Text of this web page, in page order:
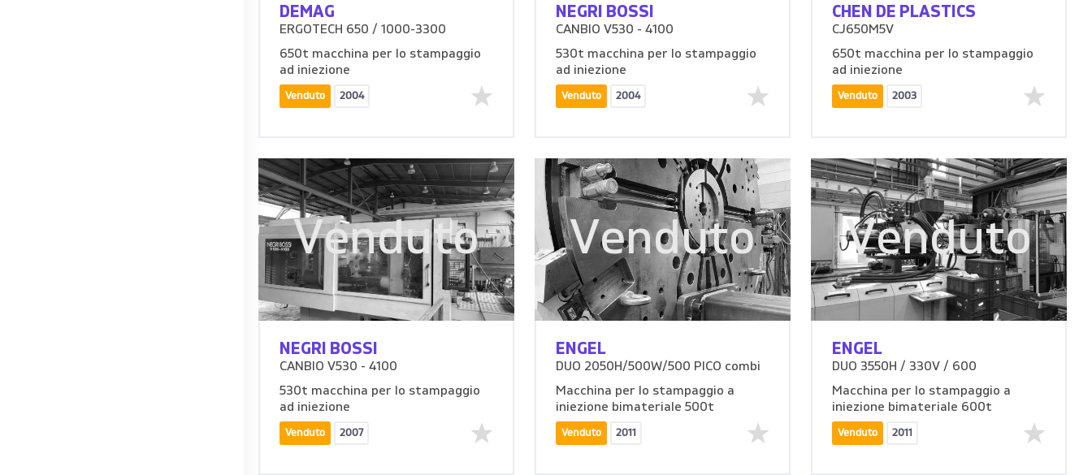
DEMAG
ERGOTECH 650 / 1000-3300
650t macchina per lo stampaggio
ad iniezione
Venduto 2004
NEGRI BOSSI
CANBIO V530 - 4100
530t macchina per lo stampaggio
ad iniezione
Venduto 2004
CHEN DE PLASTICS
CJ650M5V
650t macchina per lo stampaggio
ad iniezione
Venduto 2003
Venduto
NEGRI BOSSI
CANBIO V530 - 4100
530t macchina per lo stampaggio
ad iniezione
Venduto 2007
Venduto
ENGEL
DUO 2050H/500W/500 PICO combi
Macchina per lo stampaggio a
iniezione bimateriale 500t
Venduto 2011
Venduto
ENGEL
DUO 3550H / 330V / 600
Macchina per lo stampaggio a
iniezione bimateriale 600t
Venduto 2011